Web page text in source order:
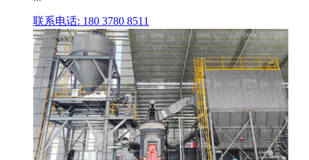
联系电话: 180 3780 8511